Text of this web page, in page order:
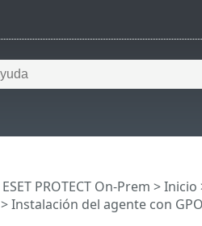
ESET PROTECT On-Prem >Inicio
> Instalación del agente con